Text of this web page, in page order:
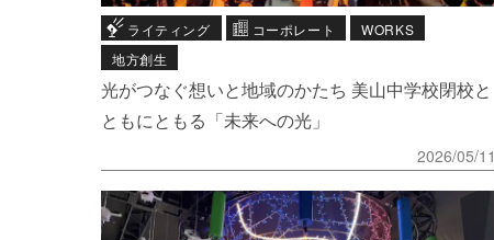
ライティング コーポレート
WORKS
地方創生
光がつなぐ想いと地域のかたち 美山中学校閉校と
ともにともる「未来への光」
2026/05/11